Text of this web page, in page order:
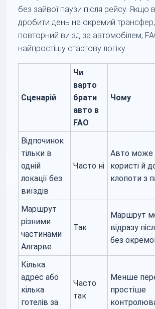
без зайвої паузи після рейсу. Якщо
дробити день на окремий трансфер,
повторний виїзд за автомобілем,
найпростішу стартову логіку.
Сценарій
Чи
варто
брати
авто в
FAO
Чому
Відпочинок
тільки в
одній
локації без
виїздів
Часто ні
Авто може
користі й
клопоти з
Маршрут
різними
частинами
Алгарве
Так
Маршрут
відразу
без
Кілька
адрес або
кілька
готелів за
Часто
так
Менше
простіше